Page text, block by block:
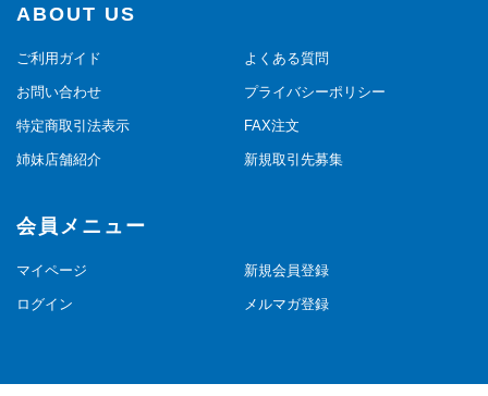
ABOUT US
ご利用ガイド よくある質問
お問い合わせ プライバシーポリシー
特定商取引法表示 FAX注文
姉妹店舗紹介 新規取引先募集
会員メニュー
マイページ 新規会員登録
ログイン メルマガ登録